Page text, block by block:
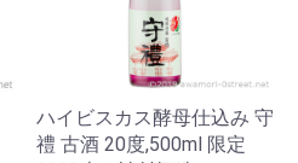
ハイビスカス酵母仕込み 守
禮 古酒 20度,500ml 限定